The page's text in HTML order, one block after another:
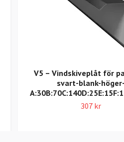
V5 – Vindskiveplåt för
svart-blank-höger-
307 kr